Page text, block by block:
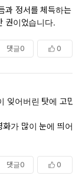
을 돌이켜보는 작은
과 정서를 체득하는
권이었습니다.
댓글0 0
잊어버린 탓에 고민
화가 많이 눈에 띄어
한 요약이 곁들여
댓글0 0